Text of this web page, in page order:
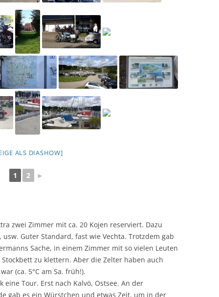
ALS DIASHOW]
1 2 ►
zwei Zimmer mit ca. 20 Kojen reserviert. Dazu
Guter Standard, fast wie Vechta. Trotzdem gab
Sache, in einem Zimmer mit so vielen Leuten
zu klettern. Aber die Zelter haben auch
(ca. 5°C am Sa. früh!).
eine Tour. Erst nach Kalvö, Ostsee. An der
gab es ein Würstchen und etwas Zeit, um in der